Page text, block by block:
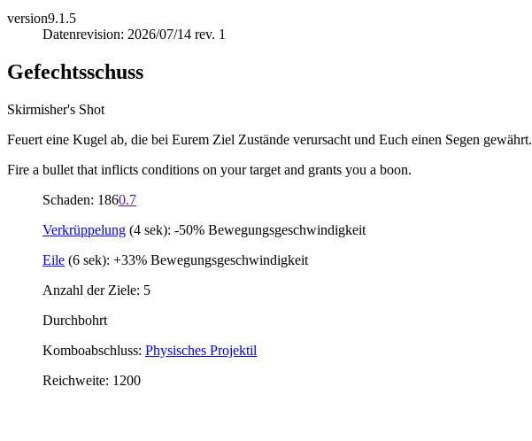
version9.1.5
Datenrevision: 2026/07/14 rev. 1
Gefechtsschuss
Skirmisher's Shot
Feuert eine Kugel ab, die bei Eurem Ziel Zustände verursacht und Euch einen Segen gewährt.
Fire a bullet that inflicts conditions on your target and grants you a boon.
Schaden: 1860.7
Verkrüppelung (4 sek): -50% Bewegungsgeschwindigkeit
Eile (6 sek): +33% Bewegungsgeschwindigkeit
Anzahl der Ziele: 5
Durchbohrt
Komboabschluss: Physisches Projektil
Reichweite: 1200